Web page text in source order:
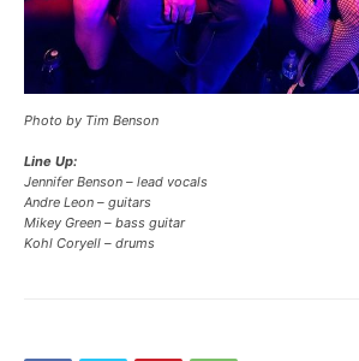
Photo by Tim Benson
Line Up:
Jennifer Benson – lead vocals
Andre Leon – guitars
Mikey Green – bass guitar
Kohl Coryell – drums